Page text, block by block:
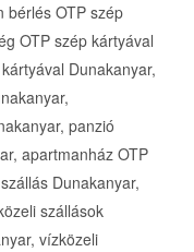
bérlés OTP szép
OTP szép kártyával
Dunakanyar,
panzió
apartmanház OTP
Dunakanyar,
szállások
vízközeli